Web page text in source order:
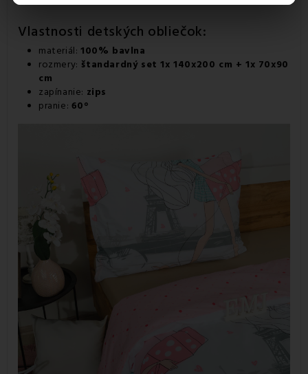
Vlastnosti detských obliečok:
materiál: 100% bavlna
rozmery: štandardný set 1x 140x200 cm + 1x 70x90
cm
zapínanie: zips
pranie: 60°